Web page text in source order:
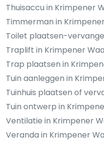
Thuisaccu in Krimpener
Timmerman in
Toilet plaatsen-
Traplift in Krimpener
Trap plaatsen in
Tuin aanleggen in
Tuinhuis plaatsen of
Tuin ontwerp in
Ventilatie in Krimpener
Veranda in Krimpener